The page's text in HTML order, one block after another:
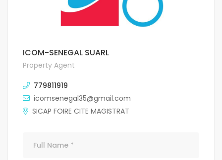
ICOM-SENEGAL SUARL
Property Agent
779811919
icomsenegal35@gmail.com
SICAP FOIRE CITE MAGISTRAT